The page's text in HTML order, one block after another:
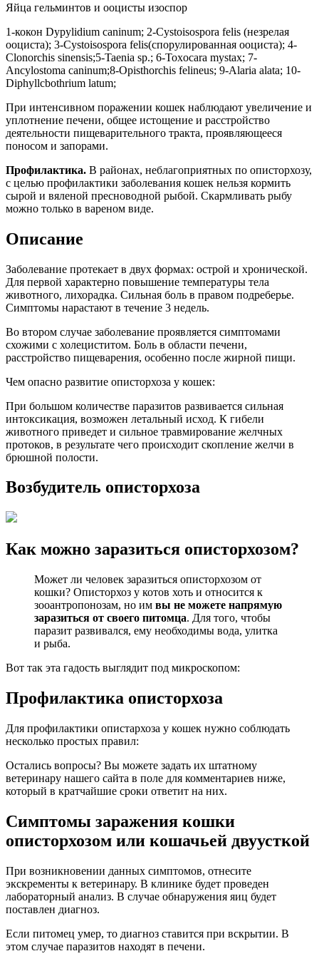
Яйца гельминтов и ооцисты изоспор
1-кокон Dypylidium caninum; 2-Cystoisospora felis (незрелая
ооциста); 3-Cystoisospora felis(спорулированная ооциста); 4-
Clonorchis sinensis;5-Taenia sp.; 6-Toxocara mystax; 7-
Ancylostoma caninum;8-Opisthorchis felineus; 9-Alaria alata; 10-
Diphyllcbothrium latum;
При интенсивном поражении кошек наблюдают увеличение и
уплотнение печени, общее истощение и расстройство
деятельности пищеварительного тракта, проявляющееся
поносом и запорами.
Профилактика. В районах, неблагоприятных по описторхозу,
с целью профилактики заболевания кошек нельзя кормить
сырой и вяленой пресноводной рыбой. Скармливать рыбу
можно только в вареном виде.
Описание
Заболевание протекает в двух формах: острой и хронической.
Для первой характерно повышение температуры тела
животного, лихорадка. Сильная боль в правом подреберье.
Симптомы нарастают в течение 3 недель.
Во втором случае заболевание проявляется симптомами
схожими с холециститом. Боль в области печени,
расстройство пищеварения, особенно после жирной пищи.
Чем опасно развитие описторхоза у кошек:
При большом количестве паразитов развивается сильная
интоксикация, возможен летальный исход. К гибели
животного приведет и сильное травмирование желчных
протоков, в результате чего происходит скопление желчи в
брюшной полости.
Возбудитель описторхоза
Как можно заразиться описторхозом?
Может ли человек заразиться описторхозом от
кошки? Описторхоз у котов хоть и относится к
зооантропонозам, но им вы не можете напрямую
заразиться от своего питомца. Для того, чтобы
паразит развивался, ему необходимы вода, улитка
и рыба.
Вот так эта гадость выглядит под микроскопом:
Профилактика описторхоза
Для профилактики опистархоза у кошек нужно соблюдать
несколько простых правил:
Остались вопросы? Вы можете задать их штатному
ветеринару нашего сайта в поле для комментариев ниже,
который в кратчайшие сроки ответит на них.
Симптомы заражения кошки
описторхозом или кошачьей двуусткой
При возникновении данных симптомов, отнесите
экскременты к ветеринару. В клинике будет проведен
лабораторный анализ. В случае обнаружения яиц будет
поставлен диагноз.
Если питомец умер, то диагноз ставится при вскрытии. В
этом случае паразитов находят в печени.